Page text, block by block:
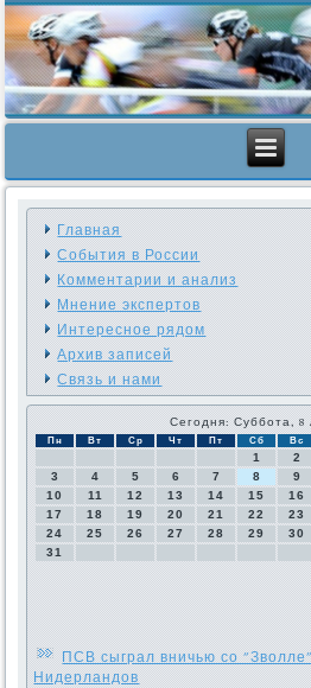
Главная
События в России
Комментарии и анализ
Мнение экспертов
Интересное рядом
Архив записей
Связь и нами
Сегодня: Суббота, 8
Пн Вт Ср Чт Пт Сб Вс
1
2
3
4 5 6 7 8
9
10
11 12 13 14 15
16
17
18 19 20 21 22
23
24
25 26 27 28 29
30
31
ПСВ сыграл вничью со
Нидерландов